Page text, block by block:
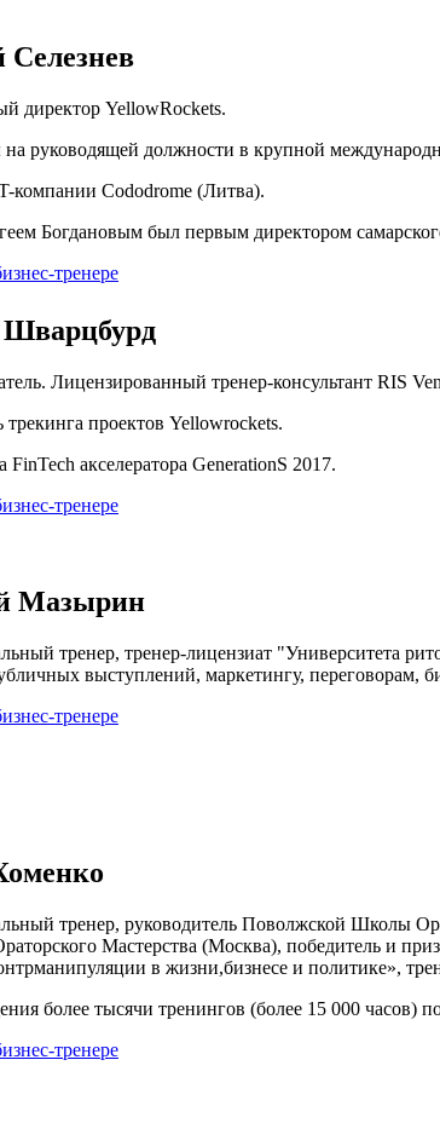
Селезнев
директор YellowRockets.
руководящей должности в крупной
компании Cododrome (Литва).
Богдановым был первым директором
тренере
Лицензированный тренер-консультант RIS
трекинга проектов Yellowrockets.
FinTech акселератора GenerationS 2017.
тренере
Мазырин
тренер, тренер-лицензиат "Университета
выступлений, маркетингу, переговорам,
тренере
тренер, руководитель Поволжской Школы
Мастерства (Москва), победитель и
в жизни,бизнесе и политике»,
более тысячи тренингов (более 15 000
тренере